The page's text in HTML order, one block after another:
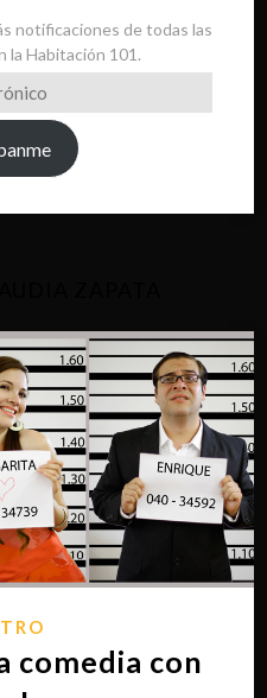
notificaciones de todas las
la Habitación 101.
comedia con